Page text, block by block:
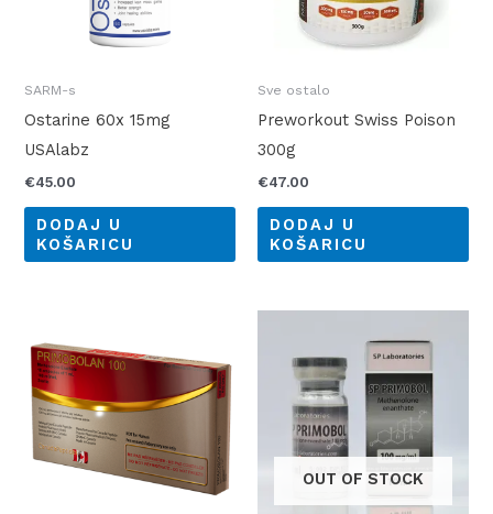
SARM-s
Ostarine 60x 15mg
USAlabz
€45.00
DODAJ U
KOŠARICU
Sve ostalo
Preworkout Swiss Poison
300g
€47.00
DODAJ U
KOŠARICU
OUT OF STOCK